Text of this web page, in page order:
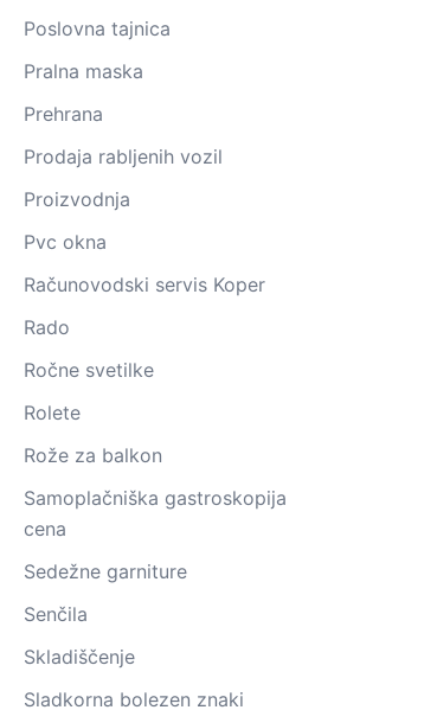
Poslovna tajnica
Pralna maska
Prehrana
Prodaja rabljenih vozil
Proizvodnja
Pvc okna
Računovodski servis Koper
Rado
Ročne svetilke
Rolete
Rože za balkon
Samoplačniška gastroskopija
cena
Sedežne garniture
Senčila
Skladiščenje
Sladkorna bolezen znaki